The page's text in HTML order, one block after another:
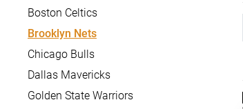
Boston Celtics
Brooklyn Nets
Chicago Bulls
Dallas Mavericks
Golden State Warriors